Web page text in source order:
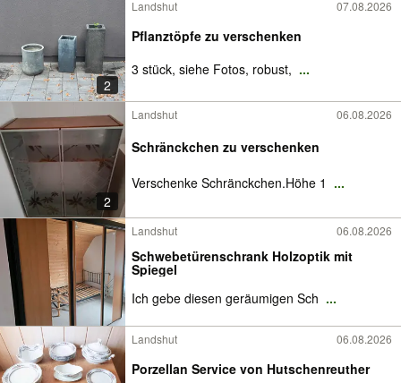
2
Landshut 07.08.2026
Pflanztöpfe zu verschenken
3 stück, siehe Fotos, robust, ...
2
Landshut 06.08.2026
Schränckchen zu verschenken
Verschenke Schränckchen.Höhe 1 ...
Landshut 06.08.2026
Schwebetürenschrank Holzoptik mit
Spiegel
Ich gebe diesen geräumigen Sch ...
Landshut 06.08.2026
Porzellan Service von Hutschenreuther